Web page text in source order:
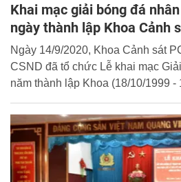
Khai mạc giải bóng đá
ngày thành lập Khoa Cảnh
Ngày 14/9/2020, Khoa Cảnh sát
CSND đã tổ chức Lễ khai mạc
năm thành lập Khoa (18/10/1999 -